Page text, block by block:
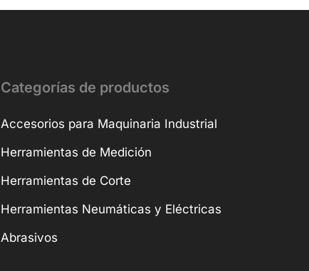
Categorías de productos
Accesorios para Maquinaria Industrial
Herramientas de Medición
Herramientas de Corte
Herramientas Neumáticas y Eléctricas
Abrasivos